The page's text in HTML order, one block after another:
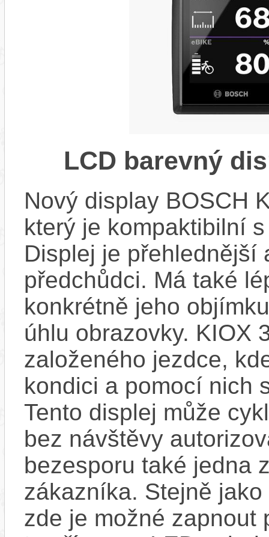
LCD barevný
Nový display BOSCH
který je kompaktibilní
Displej je přehlednější
předchůdci. Má také
konkrétně jeho
úhlu obrazovky. KIOX
založeného jezdce,
kondici a pomocí nich
Tento displej může
bez návštěvy
bezesporu také jedna
zákazníka. Stejně
zde je možné zapnout